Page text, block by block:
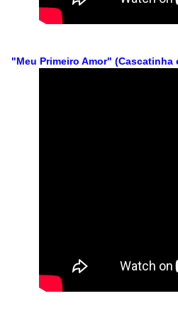
"Meu Primeiro Amor" (Cascatinha